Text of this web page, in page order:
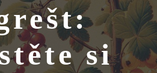
si